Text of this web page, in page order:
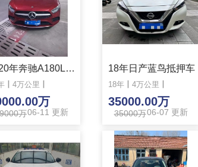
准20年奔驰A180L抵押车
丨 4万公里
万
万06-11 更新
18年日产蓝鸟抵押车
18年丨 4万公里
35000.00万
35000万06-07 更新